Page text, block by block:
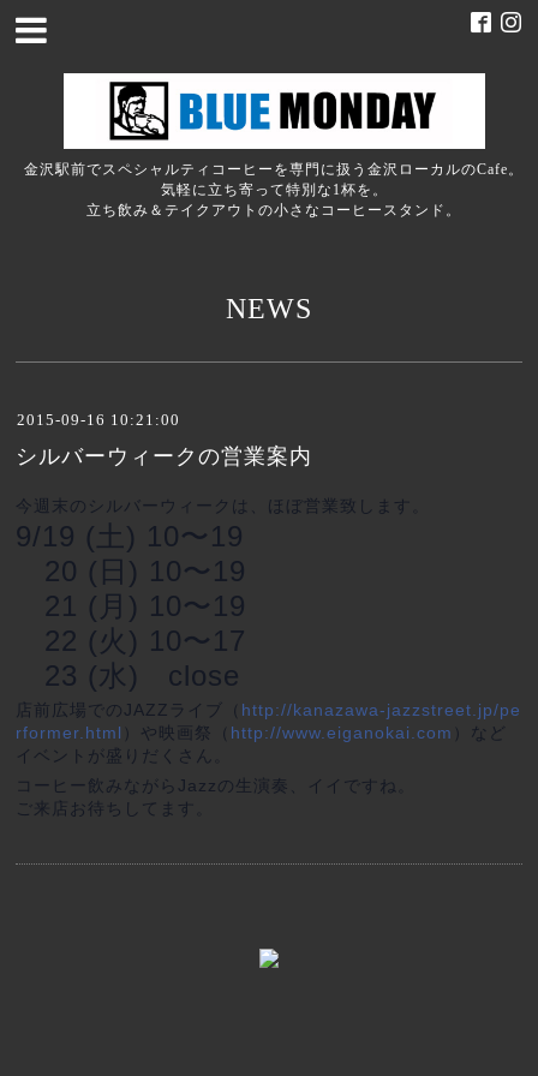
金沢駅前でスペシャルティコーヒーを専門に扱う金沢ローカルのCafe。
気軽に立ち寄って特別な1杯を。
立ち飲み＆テイクアウトの小さなコーヒースタンド。
NEWS
2015-09-16 10:21:00
シルバーウィークの営業案内
今週末のシルバーウィークは、ほぼ営業致します。
9/19 (土) 10〜19
20 (日) 10〜19
21 (月) 10〜19
22 (火) 10〜17
23 (水) close
店前広場でのJAZZライブ（ http://kanazawa-jazzstreet.jp/pe
rformer.html ）や映画祭（ http://www.eiganokai.com ）など
イベントが盛りだくさん。
コーヒー飲みながらJazzの生演奏、イイですね。
ご来店お待ちしてます。